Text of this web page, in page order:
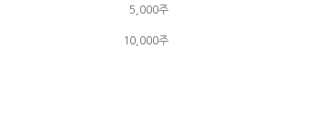
5,000주
10,000주